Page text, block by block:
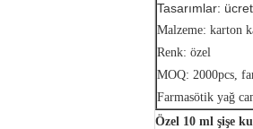
Tasarımlar:
Malzeme: karton
Renk: özel
MOQ: 2000pcs,
Farmasötik yağ
Özel 10 ml şişe